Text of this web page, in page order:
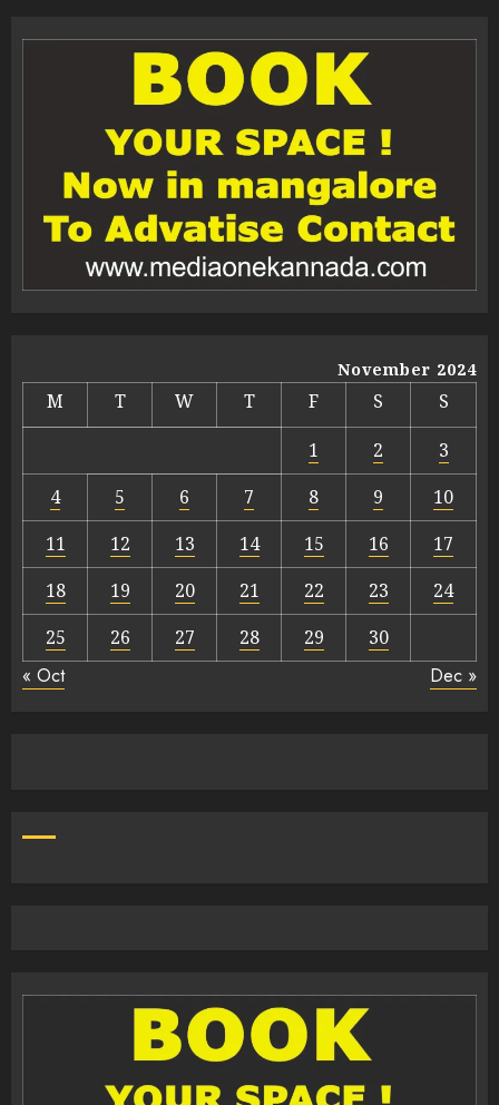
November 2024
M T W T F S
S
1
2
3
4
5 6 7 8 9
10
11
12 13 14 15 16
17
18
19 20 21 22 23
24
25
26 27 28 29 30
« Oct Dec »